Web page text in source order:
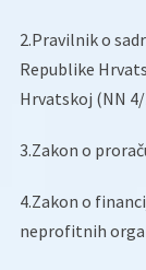
2.Pravilnik o
Republike
Hrvatskoj (NN
3.Zakon o
4.Zakon o
neprofitnih